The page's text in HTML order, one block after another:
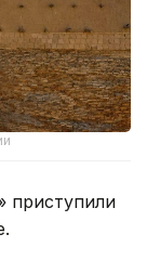
приступили